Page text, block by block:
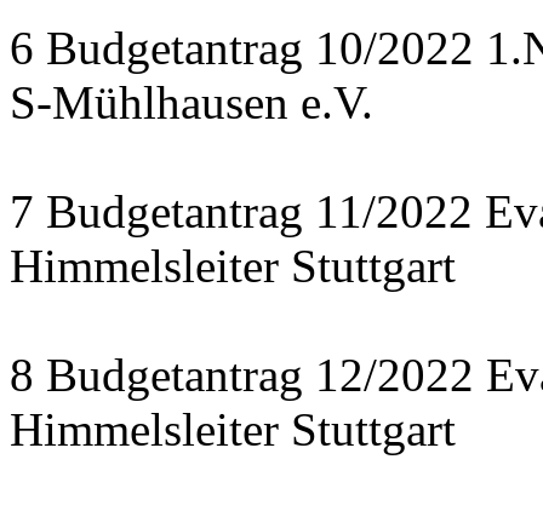
6 Budgetantrag 10/2022
S-Mühlhausen e.V.
7 Budgetantrag 11/2022
Himmelsleiter Stuttgart
8 Budgetantrag 12/2022
Himmelsleiter Stuttgart